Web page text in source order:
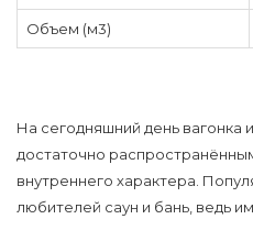
Объем (м3)
На сегодняшний день вагонка
достаточно
внутреннего характера.
любителей саун и бань, ведь